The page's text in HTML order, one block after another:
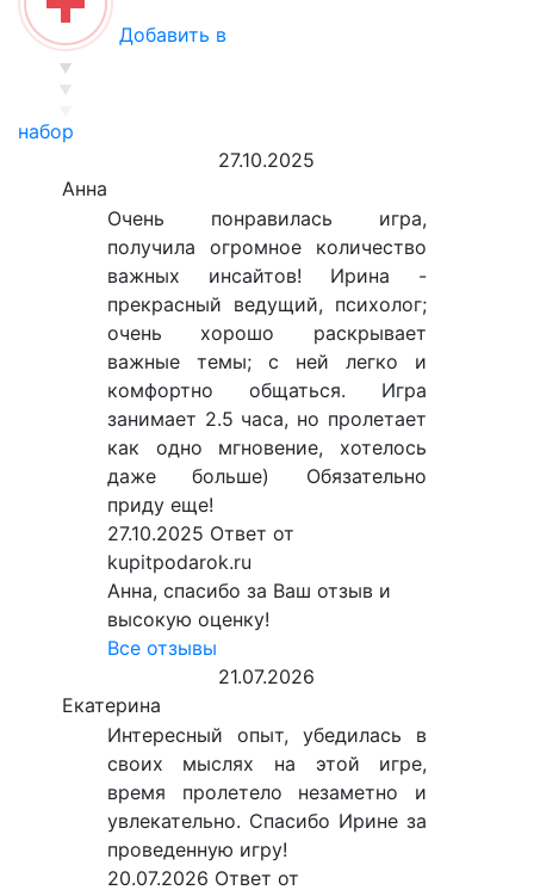
Добавить в
набор
27.10.2025
Анна
Очень понравилась игра,
получила огромное количество
важных инсайтов! Ирина -
прекрасный ведущий, психолог;
очень хорошо раскрывает
важные темы; с ней легко и
комфортно общаться. Игра
занимает 2.5 часа, но пролетает
как одно мгновение, хотелось
даже больше) Обязательно
приду еще!
27.10.2025 Ответ от
kupitpodarok.ru
Анна, спасибо за Ваш отзыв и
высокую оценку!
Все отзывы
21.07.2026
Екатерина
Интересный опыт, убедилась в
своих мыслях на этой игре,
время пролетело незаметно и
увлекательно. Спасибо Ирине за
проведенную игру!
20.07.2026 Ответ от